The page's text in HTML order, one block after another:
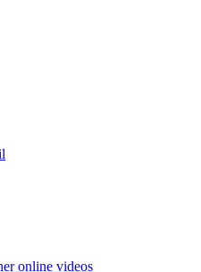
online videos